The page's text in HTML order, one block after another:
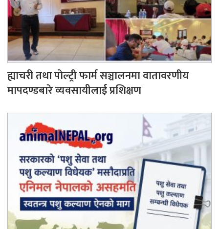
ह्याचरी तथा पोल्ट्री फार्म सञ्चालनमा वातावरणीय
मापदण्डबारे व्यवसायीलाई प्रशिक्षण